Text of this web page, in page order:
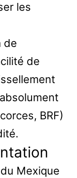
les
de
de
BRF)
Mexique